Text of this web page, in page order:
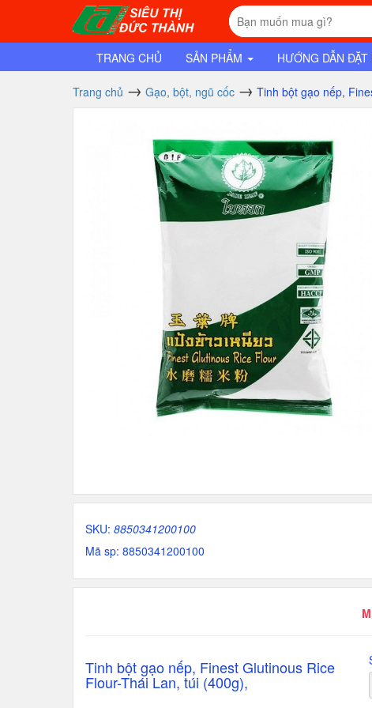
TRANG CHỦ SẢN PHẨM HƯỚNG DẪN ĐẶT
Trang chủ Gạo, bột, ngũ cốc Tinh bột gạo nếp,
SKU: 8850341200100
Mã sp: 8850341200100
Tinh bột gạo nếp, Finest Glutinous Rice
Flour-Thái Lan, túi (400g),